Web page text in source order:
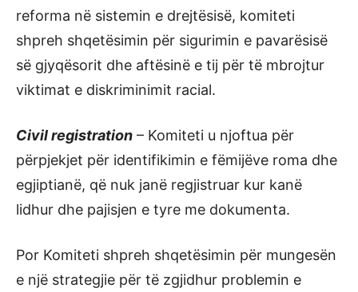
reforma në sistemin e drejtësisë, komiteti
shpreh shqetësimin për sigurimin e pavarësisë
së gjyqësorit dhe aftësinë e tij për të mbrojtur
viktimat e diskriminimit racial.
Civil registration – Komiteti u njoftua për
përpjekjet për identifikimin e fëmijëve roma dhe
egjiptianë, që nuk janë regjistruar kur kanë
lidhur dhe pajisjen e tyre me dokumenta.
Por Komiteti shpreh shqetësimin për mungesën
e një strategjie për të zgjidhur problemin e